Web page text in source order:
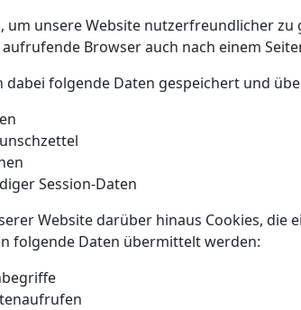
um unsere Website nutzerfreundlicher
Browser auch nach einem
dabei folgende Daten gespeichert und
Session-Daten
Website darüber hinaus Cookies, die
folgende Daten übermittelt werden: